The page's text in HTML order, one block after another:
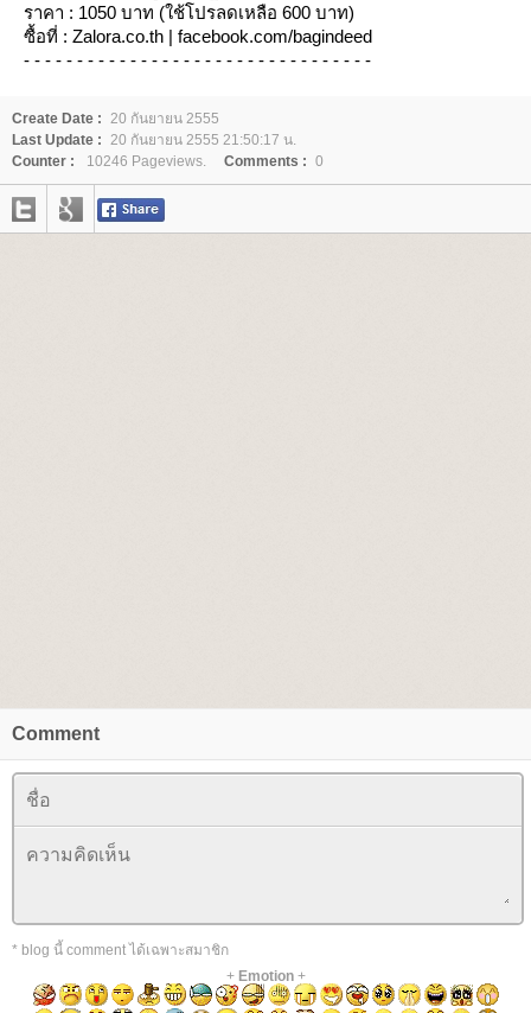
ราคา : 1050 บาท (ใช้โปรลดเหลือ 600 บาท)
ซื้อที่ : Zalora.co.th | facebook.com/bagindeed
- - - - - - - - - - - - - - - - - - - - - - - - - - - - - - - - -
Create Date :
20 กันยายน 2555
Last Update :
20 กันยายน 2555 21:50:17 น.
Counter :
10246 Pageviews. Comments : 0
Comment
* blog นี้ comment ได้เฉพาะสมาชิก
+ Emotion+